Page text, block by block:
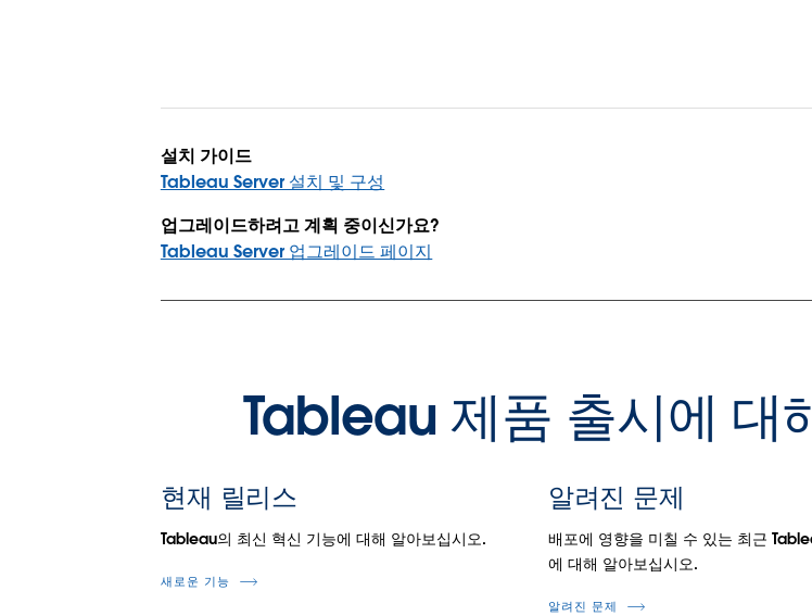
설치 가이드
Tableau Server 설치 및 구성
업그레이드하려고 계획 중이신가요?
Tableau Server 업그레이드 페이지
Tableau 제품 출시에 대
현재 릴리스
Tableau의 최신 혁신 기능에 대해 알아보십시오.
새로운 기능
알려진 문제
배포에 영향을 미칠 수 있는 최근
에 대해 알아보십시오.
알려진 문제